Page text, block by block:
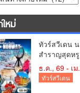
หม่
ทัวร์สวีเดน น
สำราญสุดห
ธ.ค., 69 - เม
ทัวร์สวีเดน